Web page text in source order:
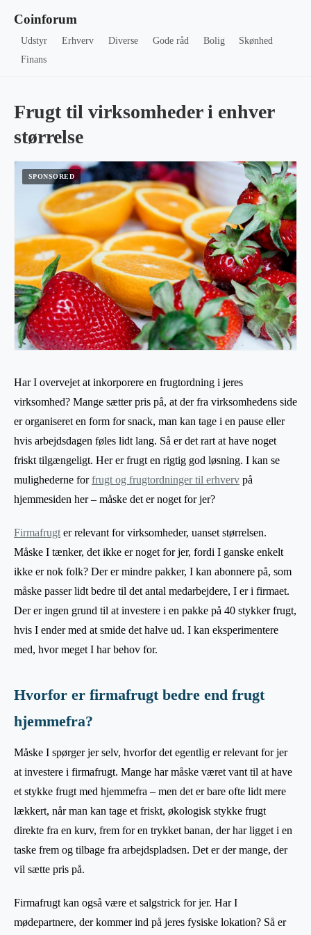
Coinforum
Udstyr Erhverv Diverse Gode råd Bolig
Skønhed
Finans
Frugt til virksomheder i enhver
størrelse
Har I overvejet at inkorporere en frugtordning i jeres
virksomhed? Mange sætter pris på, at der fra virksomhedens side
er organiseret en form for snack, man kan tage i en pause eller
hvis arbejdsdagen føles lidt lang. Så er det rart at have noget
friskt tilgængeligt. Her er frugt en rigtig god løsning. I kan se
mulighederne forfrugt og frugtordninger til erhverv på
hjemmesiden her – måske det er noget for jer?
Firmafrugt er relevant for virksomheder, uanset størrelsen.
Måske I tænker, det ikke er noget for jer, fordi I ganske enkelt
ikke er nok folk? Der er mindre pakker, I kan abonnere på, som
måske passer lidt bedre til det antal medarbejdere, I er i firmaet.
Der er ingen grund til at investere i en pakke på 40 stykker frugt,
hvis I ender med at smide det halve ud. I kan eksperimentere
med, hvor meget I har behov for.
Hvorfor er firmafrugt bedre end frugt
hjemmefra?
Måske I spørger jer selv, hvorfor det egentlig er relevant for jer
at investere i firmafrugt. Mange har måske været vant til at have
et stykke frugt med hjemmefra – men det er bare ofte lidt mere
lækkert, når man kan tage et friskt, økologisk stykke frugt
direkte fra en kurv, frem for en trykket banan, der har ligget i en
taske frem og tilbage fra arbejdspladsen. Det er der mange, der
vil sætte pris på.
Firmafrugt kan også være et salgstrick for jer. Har I
mødepartnere, der kommer ind på jeres fysiske lokation? Så er